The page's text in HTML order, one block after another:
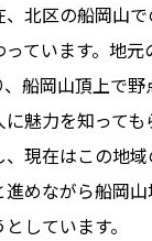
北区の船岡山
ています。地元
船岡山頂上で野
に魅力を知っても
現在はこの地
めながら船岡
しています。